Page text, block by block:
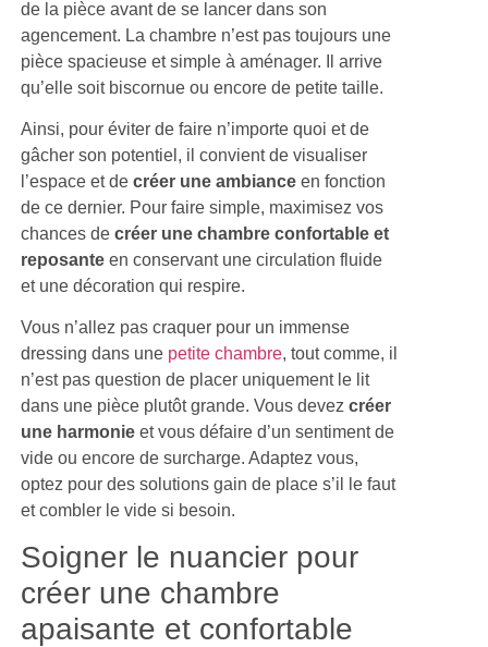
de la pièce avant de se lancer dans son
agencement. La chambre n’est pas toujours une
pièce spacieuse et simple à aménager. Il arrive
qu’elle soit biscornue ou encore de petite taille.
Ainsi, pour éviter de faire n’importe quoi et de
gâcher son potentiel, il convient de visualiser
l’espace et decréer une ambiance en fonction
de ce dernier. Pour faire simple, maximisez vos
chances decréer une chambre confortable et
reposante en conservant une circulation fluide
et une décoration qui respire.
Vous n’allez pas craquer pour un immense
dressing dans une petite chambre, tout comme, il
n’est pas question de placer uniquement le lit
dans une pièce plutôt grande. Vous devezcréer
une harmonie et vous défaire d’un sentiment de
vide ou encore de surcharge. Adaptez vous,
optez pour des solutions gain de place s’il le faut
et combler le vide si besoin.
Soigner le nuancier pour
créer une chambre
apaisante et confortable